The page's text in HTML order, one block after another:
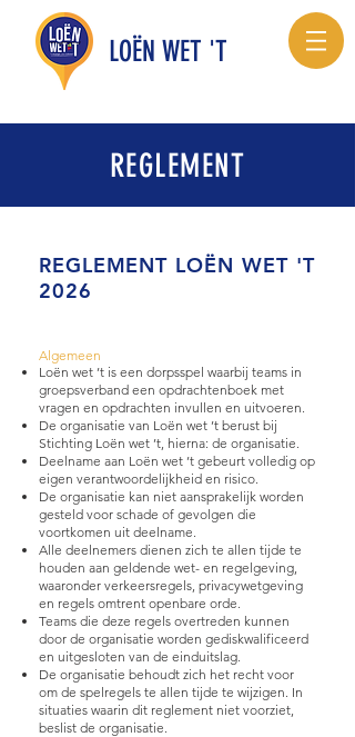
LOËN WET 'T
REGLEMENT
REGLEMENT LOËN WET 'T
2026
Algemeen
Loën wet ’t is een dorpsspel waarbij teams in
groepsverband een opdrachtenboek met
vragen en opdrachten invullen en uitvoeren.
De organisatie van Loën wet ’t berust bij
Stichting Loën wet ’t, hierna: de organisatie.
Deelname aan Loën wet ’t gebeurt volledig op
eigen verantwoordelijkheid en risico.
De organisatie kan niet aansprakelijk worden
gesteld voor schade of gevolgen die
voortkomen uit deelname.
Alle deelnemers dienen zich te allen tijde te
houden aan geldende wet- en regelgeving,
waaronder verkeersregels, privacywetgeving
en regels omtrent openbare orde.
Teams die deze regels overtreden kunnen
door de organisatie worden gediskwalificeerd
en uitgesloten van de einduitslag.
De organisatie behoudt zich het recht voor
om de spelregels te allen tijde te wijzigen. In
situaties waarin dit reglement niet voorziet,
beslist de organisatie.